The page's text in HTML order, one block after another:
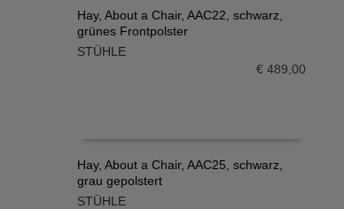
IN DEN WARENKORB
Hay, About a Chair, AAC22, schwarz,
grünes Frontpolster
STÜHLE
€489,00
IN DEN WARENKORB
Hay, About a Chair, AAC25, schwarz,
grau gepolstert
STÜHLE